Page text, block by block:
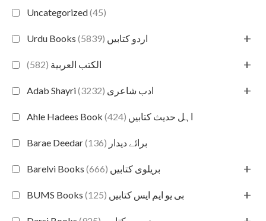
Uncategorized(45)
Urdu Books اردو کتابیں (5839) +
الكتب العربية (582) +
Adab Shayri ادب شاعری (3232) +
Ahle Hadees Book اہل حدیث کتابیں (424)
Barae Deedar برائے دیدار (136)
Barelvi Books بریلوی کتابیں (666) +
BUMS Books بی یو ایم ایس کتابیں (125) +